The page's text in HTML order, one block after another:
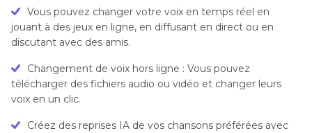
Vous pouvez changer votre voix en temps réel en
jouant à des jeux en ligne, en diffusant en direct ou en
discutant avec des amis.
Changement de voix hors ligne : Vous pouvez
télécharger des fichiers audio ou vidéo et changer leurs
voix en un clic.
Créez des reprises IA de vos chansons préférées avec